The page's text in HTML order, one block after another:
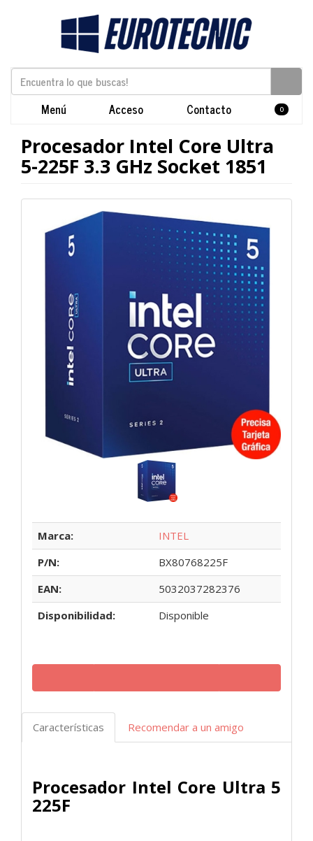
Menú Acceso Contacto 0
Procesador Intel Core Ultra
5-225F 3.3 GHz Socket 1851
Marca:
INTEL
P/N:
BX80768225F
EAN:
5032037282376
Disponibilidad:
Disponible
Características Recomendar a un amigo
Procesador Intel Core Ultra 5
225F